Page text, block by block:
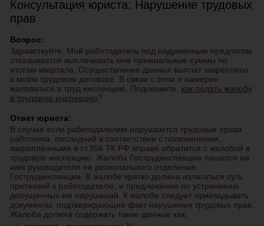
Консультация юриста: Нарушение трудовых
прав
Вопрос:
Здравствуйте. Мой работодатель под надуманным предлогом
отказывается выплачивать мне премиальные суммы по
итогам квартала. Осуществление данных выплат закреплено
в моём трудовом договоре. В связи с этим я намерен
жаловаться в труд инспекцию. Подскажите, как подать жалобу
в трудовую инспекцию?
Ответ юриста:
В случае если работодателем нарушаются трудовые права
работника, последний в соответствии с положениями,
закреплёнными в ст.356 ТК РФ вправе обратится с жалобой в
трудовую инспекцию. Жалоба Гострудинспекцию пишется на
имя руководителя её регионального отделения
Гострудинспекции. В жалобе кратко должна излагаться суть
претензий к работодателю, и предложения по устранению
допущенных им нарушений. К жалобе следует прикладывать
документы, подтверждающие факт нарушения трудовых прав.
Жалоба должна содержать такие данные как: